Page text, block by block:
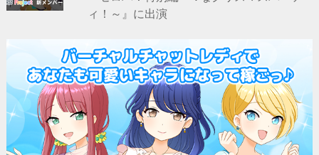
ィ！～』に出演